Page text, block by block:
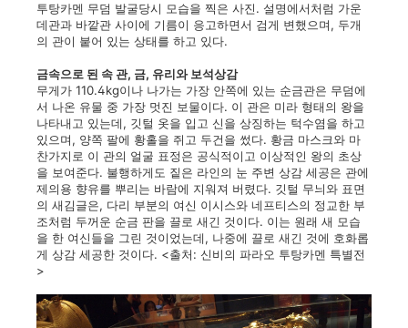
투탕카멘 무덤 발굴당시 모습을 찍은 사진. 설명에서처럼 가운
데관과 바깥관 사이에 기름이 응고하면서 검게 변했으며, 두개
의 관이 붙어 있는 상태를 하고 있다.
금속으로 된 속 관, 금, 유리와 보석상감
무게가 110.4kg이나 나가는 가장 안쪽에 있는 순금관은 무덤에
서 나온 유물 중 가장 멋진 보물이다. 이 관은 미라 형태의 왕을
나타내고 있는데, 깃털 옷을 입고 신을 상징하는 턱수염을 하고
있으며, 양쪽 팔에 황홀을 쥐고 두건을 썼다. 황금 마스크와 마
찬가지로 이 관의 얼굴 표정은 공식적이고 이상적인 왕의 초상
을 보여준다. 불행하게도 짙은 라인의 눈 주변 상감 세공은 관에
제의용 향유를 뿌리는 바람에 지워져 버렸다. 깃털 무늬와 표면
의 새김글은, 다리 부분의 여신 이시스와 네프티스의 정교한 부
조처럼 두꺼운 순금 판을 끌로 새긴 것이다. 이는 원래 새 모습
을 한 여신들을 그린 것이었는데, 나중에 끌로 새긴 것에 호화롭
게 상감 세공한 것이다. <출처: 신비의 파라오 투탕카멘 특별전
>